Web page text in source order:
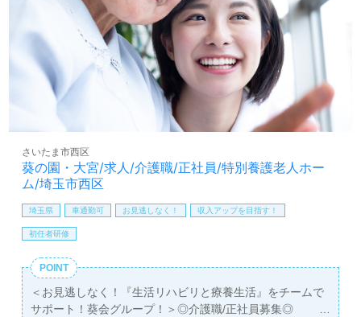
してご相談いただける体制を整えています。非公開求人の
取り扱いもあるため、気になる方はぜひお問合せくださ
い。
葵の園・大宮/求人/介護職/正社員/特別養護老人ホー
ム/埼玉市西区
さいたま市西区
埼玉県 車通勤可 お見逃しなく！ 収入アップを目指す！
初任者研修
POINT
＜お見逃しなく！『生活リハビリと療養生活』をチームで
サポート！葵会グループ！＞◎介護職/正社員募集◎